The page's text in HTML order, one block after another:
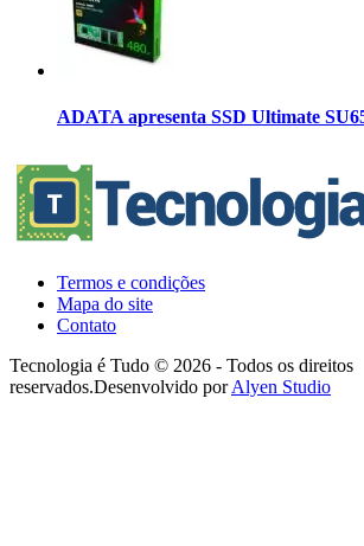
ADATA apresenta SSD Ultimate
Termos e condições
Mapa do site
Contato
Tecnologia é Tudo © 2026 - Todos os direitos
reservados.Desenvolvido porAlyen Studio